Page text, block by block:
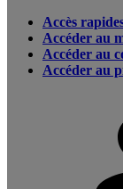
Accès
Accéder au
Accéder au
Accéder au